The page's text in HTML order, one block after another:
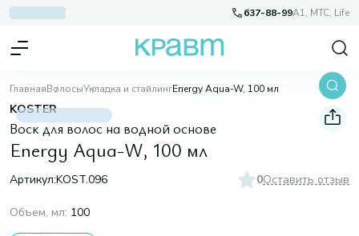
637-88-99A1, МТС, Life
ГлавнаяВолосыУкладка и стайлингEnergy Aqua-W, 100 мл
KOSTER
Воск для волос на водной основе
Energy Aqua-W, 100 мл
Артикул:KOST.096 0Оставить отзыв
Объем, мл: 100